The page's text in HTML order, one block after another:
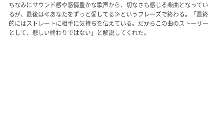
ちなみにサウンド感や感情豊かな歌声から、切なさも感じる楽曲となってい
るが、最後は≪あなたをずっと愛してる≫というフレーズで終わる。「最終
的にはストレートに相手に気持ちを伝えている。だからこの曲のストーリー
として、悲しい終わりではない」と解説してくれた。